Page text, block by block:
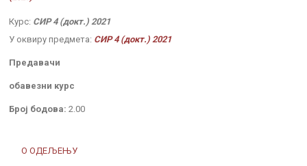
О ОДЕЉЕЊУ
Курс: СИР 4 (докт.) 2021
У оквиру предмета: СИР 4 (докт.) 2021
Предавачи
обавезни курс
Број бодова: 2.00